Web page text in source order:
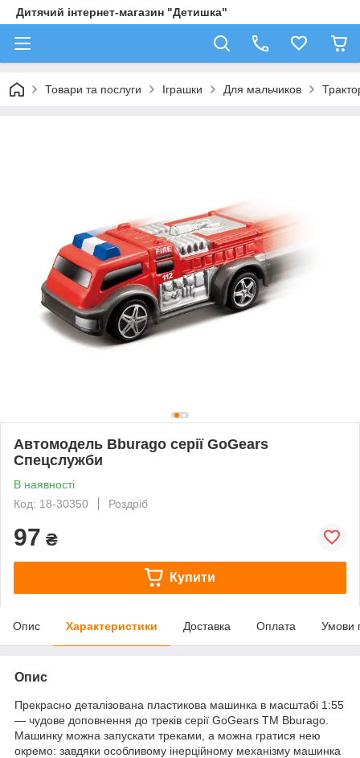
Дитячий інтернет-магазин "Детишка"
Товари та послуги Іграшки Для мальчиков
Автомодель Bburago серії GoGears
Спецслужби
В наявності
Код: 18-30350
Роздріб
97 ₴
Купити
Опис Характеристики Доставка Оплата Умови
Опис
Прекрасно деталізована пластикова машинка в масштабі 1:55
— чудове доповнення до треків серії GoGears TM Bburago.
Машинку можна запускати треками, а можна гратися нею
окремо: завдяки особливому інерційному механізму машинка